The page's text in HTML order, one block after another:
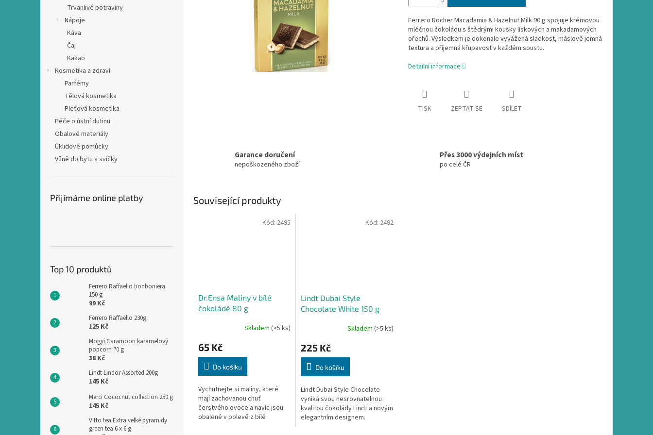
Trvanlivé potraviny
Nápoje
Káva
Čaj
Kakao
Kosmetika a zdraví
Parfémy
Tělová kosmetika
Pleťová kosmetika
Péče o ústní dutinu
Obalové materiály
Úklidové pomůcky
Vůně do bytu a svíčky
Přijímáme online platby
Top 10 produktů
Ferrero Raffaello bonboniera
150 g
99 Kč
Ferrero Raffaello 230g
125 Kč
Mogyi Caramoon karamelový
popcorn 70 g
38 Kč
Lindt Lindor Assorted 200g
145 Kč
Merci Cococnut collection 250 g
145 Kč
Vitto tea Extra velké pyramidy
green tea 6 x 6 g
Ferrero Rocher Macadamia & Hazelnut Milk 90 g spojuje krémovou
mléčnou čokoládu s štědrými kousky lískových a makadamových
ořechů. Výsledkem je dokonale vyvážená sladkost, máslově jemná
textura a příjemná křupavost v každém soustu.
Detailní informace
TISK ZEPTAT SE SDÍLET
Garance doručení
nepoškozeného zboží
Přes 3000 výdejních míst
po celé ČR
Související produkty
Dr.Ensa Maliny v bílé
čokoládě 80 g
Skladem (>5 ks)
65 Kč
Do košíku
Vychutnejte si maliny, které
mají zachovanou chuť
čerstvého ovoce a navíc jsou
obalené v polevě z bílé
Kód: 2495
Lindt Dubai Style
Chocolate White 150 g
Skladem (>5 ks)
225 Kč
Do košíku
Lindt Dubai Style Chocolate
vyniká svou nesrovnatelnou
kvalitou čokolády Lindt a novým
elegantním designem.
Kód: 2492